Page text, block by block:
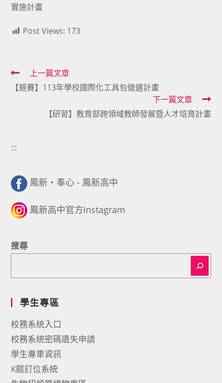
實施計畫
Post Views: 173
Read
more
上一篇文章
【競賽】113年學校國際化工具包徵選計畫
下一篇文章
【研習】教育部跨領域教師發展暨人才培育計畫
:::
鳳新・奉心 - 鳳新高中
鳳新高中官方Instagram
搜尋
學生專區
校務系統入口
校務系統密碼遺失申請
學生專車資訊
K館訂位系統